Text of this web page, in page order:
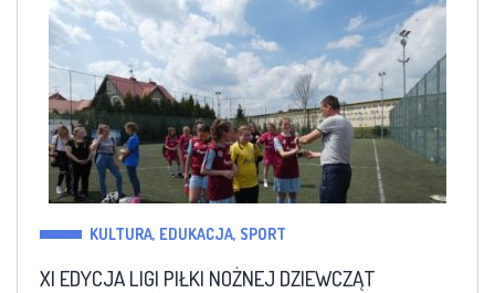
KULTURA, EDUKACJA, SPORT
XI EDYCJA LIGI PIŁKI NOŻNEJ DZIEWCZĄT